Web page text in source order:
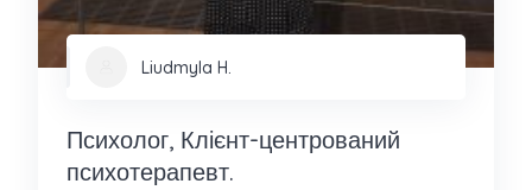
Liudmyla H.
Психолог, Клієнт-центрований
психотерапевт.